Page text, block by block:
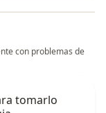
con problemas de
tomarlo